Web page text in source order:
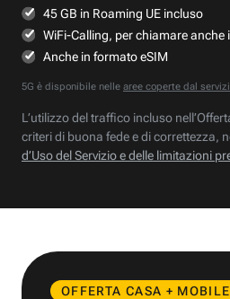
45 GB in Roaming UE incluso
WiFi-Calling, per chiamare anche
Anche in formato eSIM
5G è disponibile nelle aree coperte dal
L’utilizzo del traffico incluso
criteri di buona fede e di correttezza,
d’Uso del Servizio e delle limitazioni
OFFERTA CASA + MOBILE